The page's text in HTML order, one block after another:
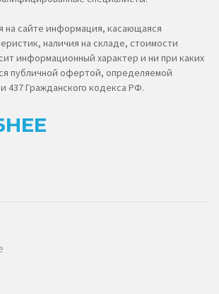
на сайте информация, касающаяся
наличия на складе, стоимости
информационный характер и ни при каких
публичной офертой, определяемой
437 Гражданского кодекса РФ.